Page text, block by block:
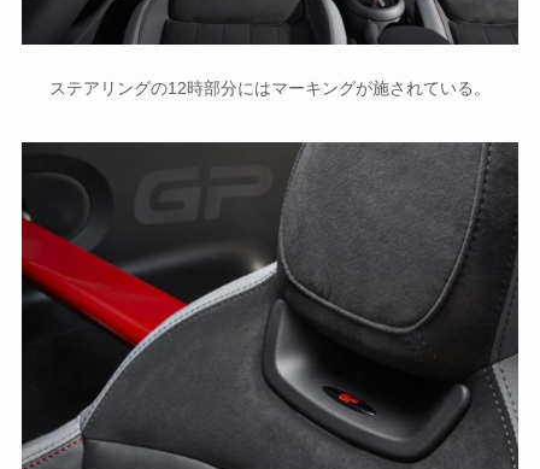
ステアリングの12時部分にはマーキングが施されている。